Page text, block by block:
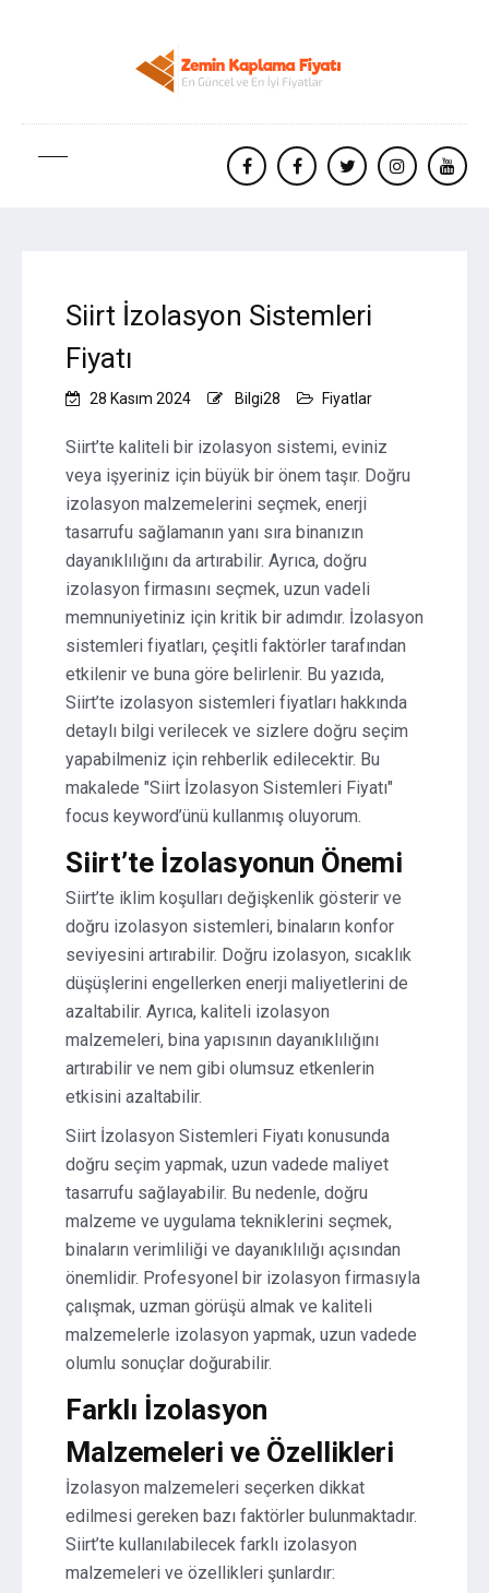
facebookFacebooktwitterinstagram
Siirt İzolasyon Sistemleri
Fiyatı
28 Kasım 2024 Bilgi28 Fiyatlar
Siirt’te kaliteli bir izolasyon sistemi, eviniz
veya işyeriniz için büyük bir önem taşır. Doğru
izolasyon malzemelerini seçmek, enerji
tasarrufu sağlamanın yanı sıra binanızın
dayanıklılığını da artırabilir. Ayrıca, doğru
izolasyon firmasını seçmek, uzun vadeli
memnuniyetiniz için kritik bir adımdır. İzolasyon
sistemleri fiyatları, çeşitli faktörler tarafından
etkilenir ve buna göre belirlenir. Bu yazıda,
Siirt’te izolasyon sistemleri fiyatları hakkında
detaylı bilgi verilecek ve sizlere doğru seçim
yapabilmeniz için rehberlik edilecektir. Bu
makalede "Siirt İzolasyon Sistemleri Fiyatı"
focus keyword’ünü kullanmış oluyorum.
Siirt’te İzolasyonun Önemi
Siirt’te iklim koşulları değişkenlik gösterir ve
doğru izolasyon sistemleri, binaların konfor
seviyesini artırabilir. Doğru izolasyon, sıcaklık
düşüşlerini engellerken enerji maliyetlerini de
azaltabilir. Ayrıca, kaliteli izolasyon
malzemeleri, bina yapısının dayanıklılığını
artırabilir ve nem gibi olumsuz etkenlerin
etkisini azaltabilir.
Siirt İzolasyon Sistemleri Fiyatı konusunda
doğru seçim yapmak, uzun vadede maliyet
tasarrufu sağlayabilir. Bu nedenle, doğru
malzeme ve uygulama tekniklerini seçmek,
binaların verimliliği ve dayanıklılığı açısından
önemlidir. Profesyonel bir izolasyon firmasıyla
çalışmak, uzman görüşü almak ve kaliteli
malzemelerle izolasyon yapmak, uzun vadede
olumlu sonuçlar doğurabilir.
Farklı İzolasyon
Malzemeleri ve Özellikleri
İzolasyon malzemeleri seçerken dikkat
edilmesi gereken bazı faktörler bulunmaktadır.
Siirt’te kullanılabilecek farklı izolasyon
malzemeleri ve özellikleri şunlardır: